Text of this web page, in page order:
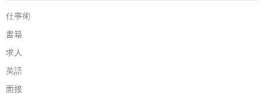
仕事術
書籍
求人
英語
面接